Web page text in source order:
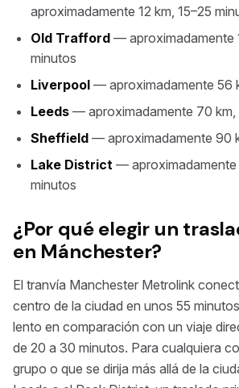
aproximadamente 12 km, 15–25
Old Trafford — aproximadamente
minutos
Liverpool — aproximadamente 56
Leeds — aproximadamente 70 km,
Sheffield — aproximadamente 90
Lake District — aproximadamente
minutos
¿Por qué elegir un
en Mánchester?
El tranvía Manchester Metrolink
centro de la ciudad en unos 55
lento en comparación con un viaje
de 20 a 30 minutos. Para cualquiera
grupo o que se dirija más allá de la